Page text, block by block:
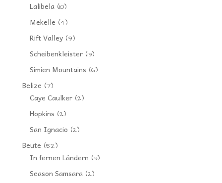
Lalibela(10)
Mekelle (4)
Rift Valley(9)
Scheibenkleister(13)
Simien Mountains (6)
Belize (7)
Caye Caulker(2)
Hopkins (2)
San Ignacio (2)
Beute (52)
In fernen Ländern (3)
Season Samsara(2)